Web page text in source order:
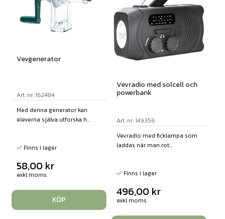
Vevgenerator
Art. nr: 162484
Med denna generator kan
eleverna själva utforska h...
Finns i lager
58,00 kr
exkl moms
KÖP
Vevradio med solcell och
powerbank
Art. nr: 149356
Vevradio med ficklampa som
laddas när man rot...
Finns i lager
496,00 kr
exkl moms